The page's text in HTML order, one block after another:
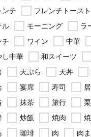
ンチ
フレンチトースト
ル
モーニング
ラ
チ
ワイン 中華
し中華
和スイーツ
天ぷら 天丼
宴席 寿司
抹茶 旅行 栗
炒飯 焼肉
珈琲 肉
肉